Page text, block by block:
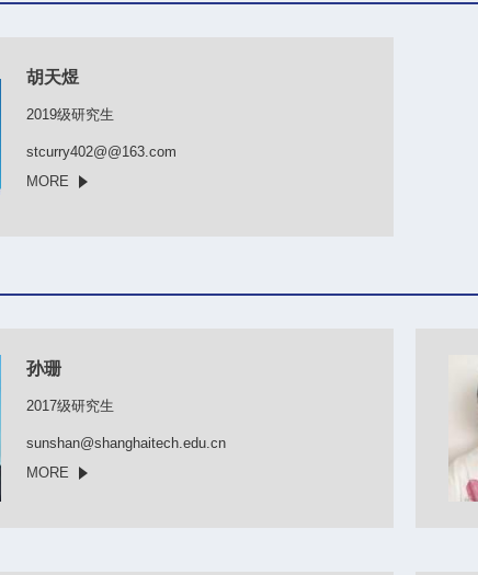
胡天煜
2019级研究生
stcurry402@@163.com
MORE
孙珊
2017级研究生
sunshan@shanghaitech.edu.cn
MORE